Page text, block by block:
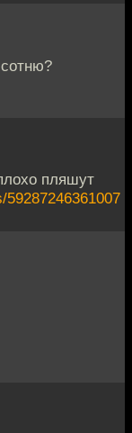
пляшут